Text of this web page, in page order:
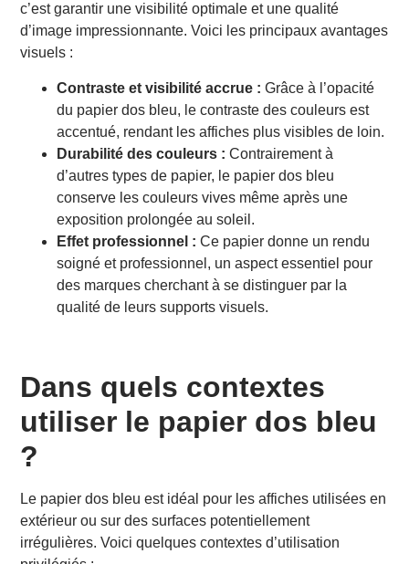
c’est garantir une visibilité optimale et une qualité
d’image impressionnante. Voici les principaux avantages
visuels :
Contraste et visibilité accrue : Grâce à l’opacité
du papier dos bleu, le contraste des couleurs est
accentué, rendant les affiches plus visibles de loin.
Durabilité des couleurs : Contrairement à
d’autres types de papier, le papier dos bleu
conserve les couleurs vives même après une
exposition prolongée au soleil.
Effet professionnel : Ce papier donne un rendu
soigné et professionnel, un aspect essentiel pour
des marques cherchant à se distinguer par la
qualité de leurs supports visuels.
Dans quels contextes
utiliser le papier dos bleu
?
Le papier dos bleu est idéal pour les affiches utilisées en
extérieur ou sur des surfaces potentiellement
irrégulières. Voici quelques contextes d’utilisation